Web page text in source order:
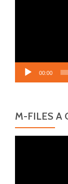
00:00
M-FILES A